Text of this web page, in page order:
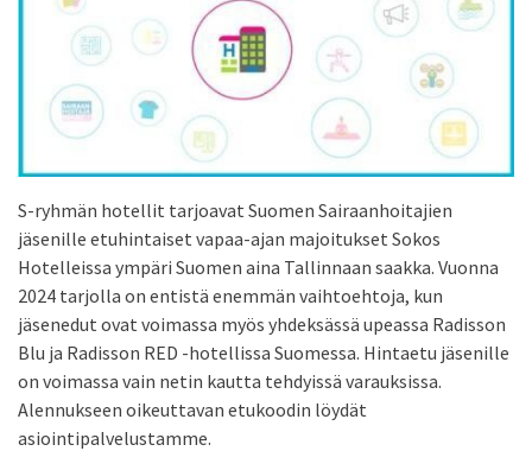
S-ryhmän hotellit tarjoavat Suomen Sairaanhoitajien
jäsenille etuhintaiset vapaa-ajan majoitukset Sokos
Hotelleissa ympäri Suomen aina Tallinnaan saakka. Vuonna
2024 tarjolla on entistä enemmän vaihtoehtoja, kun
jäsenedut ovat voimassa myös yhdeksässä upeassa Radisson
Blu ja Radisson RED -hotellissa Suomessa. Hintaetu jäsenille
on voimassa vain netin kautta tehdyissä varauksissa.
Alennukseen oikeuttavan etukoodin löydät
asiointipalvelustamme.